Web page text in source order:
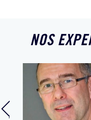
NOS
Gauguier
In Extenso
Culture &